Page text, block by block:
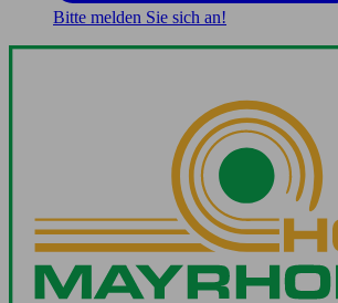
Bitte melden Sie sich an!